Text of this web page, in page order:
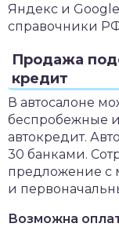
Яндекс и
справочники
Продажа
кредит
В автосалоне
беспробежные
автокредит.
30 банками.
предложение с
и
Возможна